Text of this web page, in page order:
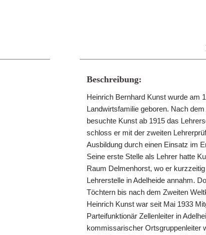
Beschreibung:
Heinrich Bernhard Kunst wurde am
Landwirtsfamilie geboren. Nach
besuchte Kunst ab 1915 das
schloss er mit der zweiten
Ausbildung durch einen Einsatz im
Seine erste Stelle als Lehrer hatte
Raum Delmenhorst, wo er
Lehrerstelle in Adelheide annahm.
Töchtern bis nach dem Zweiten
Heinrich Kunst war seit Mai 1933
Parteifunktionär Zellenleiter in
kommissarischer Ortsgruppenleiter